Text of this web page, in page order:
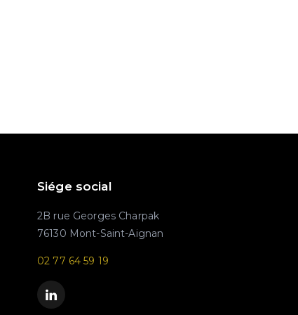
Siége social
2B rue Georges Charpak
76130 Mont-Saint-Aignan
02 77 64 59 19